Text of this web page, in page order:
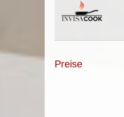
Preise